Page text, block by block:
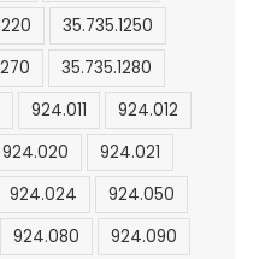
35.735.1250
35.735.1280
924.011
924.012
924.020
924.021
924.024
924.050
924.080
924.090